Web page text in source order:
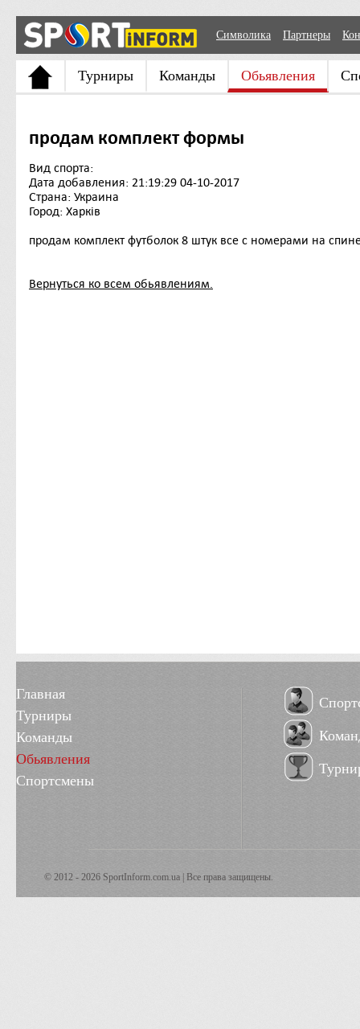
Символика Партнеры
Турниры Команды Обьявления
продам комплект формы
Вид спорта:
Дата добавления: 21:19:29 04-10-2017
Страна: Украина
Город: Харків
продам комплект футболок 8 штук все с номерами на
Вернуться ко всем обьявлениям.
Главная
Турниры
Команды
Обьявления
Спортсмены
© 2012 - 2026 SportInform.com.ua | Все права защищены.